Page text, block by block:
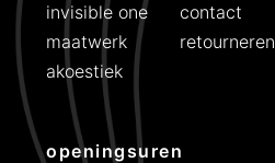
invisible one
maatwerk
akoestiek
contact
retourneren
openingsuren